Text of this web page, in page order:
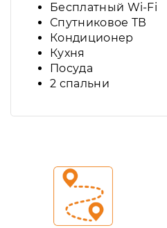
Бесплатный Wi-Fi
Спутниковое ТВ
Кондиционер
Кухня
Посуда
2 спальни